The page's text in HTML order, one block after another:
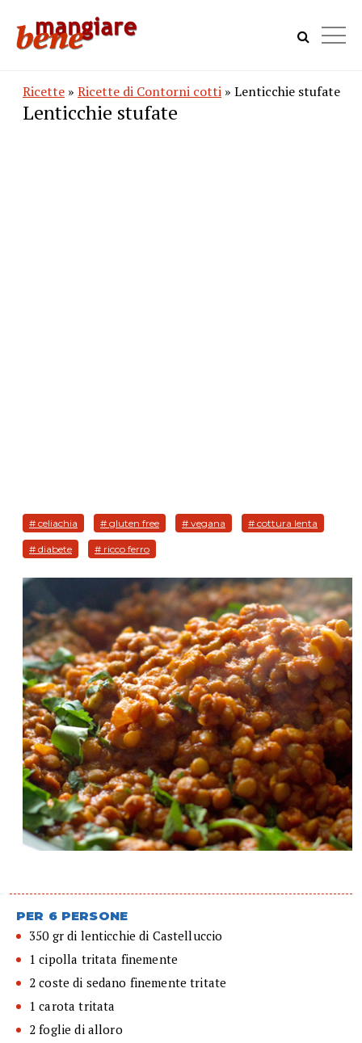
Ricette » Ricette di Contorni cotti » Lenticchie stufate
Lenticchie stufate
# celiachia # gluten free # vegana # cottura lenta
# diabete # ricco ferro
PER 6 PERSONE
350 gr di lenticchie di Castelluccio
1 cipolla tritata finemente
2 coste di sedano finemente tritate
1 carota tritata
2 foglie di alloro